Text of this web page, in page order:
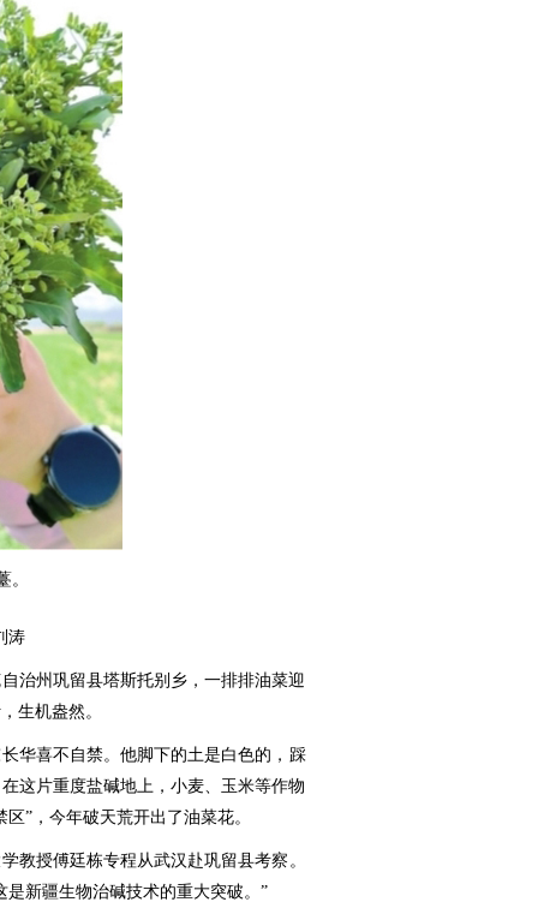
涛
治州巩留县塔斯托别乡，一排排油菜迎
生机盎然。
华喜不自禁。他脚下的土是白色的，踩
这片重度盐碱地上，小麦、玉米等作物
”，今年破天荒开出了油菜花。
教授傅廷栋专程从武汉赴巩留县考察。
新疆生物治碱技术的重大突破。”